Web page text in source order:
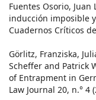
Fuentes Osorio,
inducción imposible
Cuadernos Críticos
Görlitz, Franziska,
Scheffer and Patrick
of Entrapment in
Law Journal 20, n.° 4